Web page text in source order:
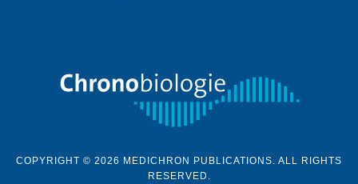
COPYRIGHT © 2026 MEDICHRON PUBLICATIONS. ALL RIGHTS
RESERVED.